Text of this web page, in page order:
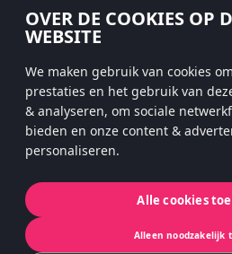
OVER DE COOKIES OP
WEBSITE
We maken gebruik van cookies
prestaties en het gebruik van
& analyseren, om sociale
bieden en onze content &
personaliseren.
Alle cookies
Alleen noodzakelijk
instagram
concept by